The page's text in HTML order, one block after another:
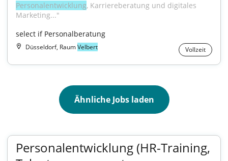
Personalentwicklung, Karriereberatung und digitales
Marketing..."
select if Personalberatung
Düsseldorf, RaumVelbert Vollzeit
Ähnliche Jobs laden
Personalentwicklung (HR-Training,